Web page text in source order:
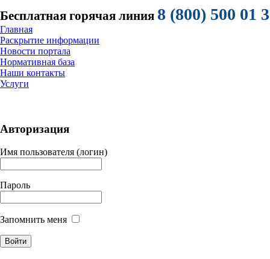
Бесплатная горячая линия 8 (800) 500 01
Главная
Раскрытие информации
Новости портала
Нормативная база
Наши контакты
Услуги
Авторизация
Имя пользователя (логин)
Пароль
Запомнить меня